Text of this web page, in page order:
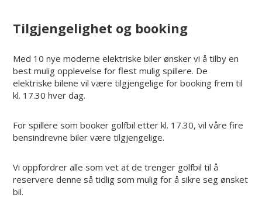
Tilgjengelighet og booking
Med 10 nye moderne elektriske biler ønsker vi å tilby en
best mulig opplevelse for flest mulig spillere. De
elektriske bilene vil være tilgjengelige for booking frem til
kl. 17.30 hver dag.
For spillere som booker golfbil etter kl. 17.30, vil våre fire
bensindrevne biler være tilgjengelige.
Vi oppfordrer alle som vet at de trenger golfbil til å
reservere denne så tidlig som mulig for å sikre seg ønsket
bil.